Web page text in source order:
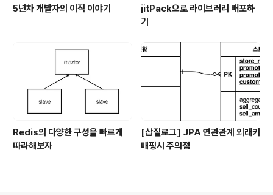
5년차 개발자의 이직 이야기
jitPack으로 라이브러리 배포하
기
Redis의 다양한 구성을 빠르게
따라해보자
[삽질로그] JPA 연관관계 외래키
매핑시 주의점